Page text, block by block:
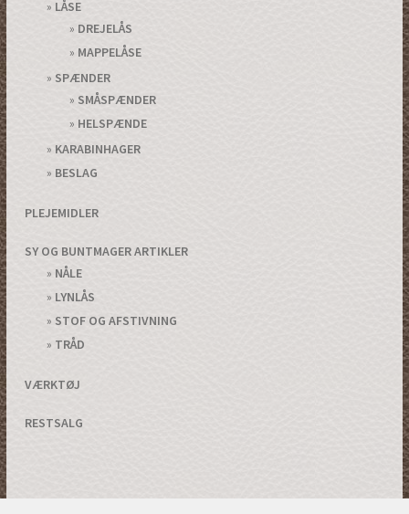
LÅSE
DREJELÅS
MAPPELÅSE
SPÆNDER
SMÅSPÆNDER
HELSPÆNDE
KARABINHAGER
BESLAG
PLEJEMIDLER
SY OG BUNTMAGER ARTIKLER
NÅLE
LYNLÅS
STOF OG AFSTIVNING
TRÅD
VÆRKTØJ
RESTSALG